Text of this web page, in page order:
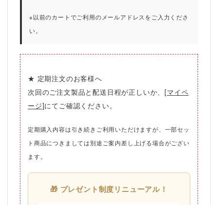
※以前のカートでご利用のメールアドレスをご入力くださ
い。
★ 定期注文のお客様へ
次回のご注文製品と配送日程が正しいか、 [マイペ
ージ]にてご確認ください。
定期購入内容は引き続きご利用いただけますが、一部セッ
ト商品につきましては別途ご案内差し上げる場合がござい
ます。
🎁 プレゼント制度リニューアル！